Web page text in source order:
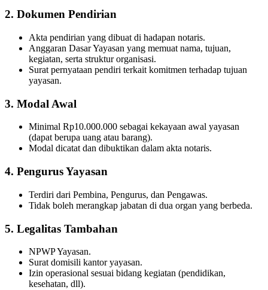
2. Dokumen Pendirian
Akta pendirian yang dibuat di hadapan notaris.
Anggaran Dasar Yayasan yang memuat nama, tujuan,
kegiatan, serta struktur organisasi.
Surat pernyataan pendiri terkait komitmen terhadap tujuan
yayasan.
3. Modal Awal
Minimal Rp10.000.000 sebagai kekayaan awal yayasan
(dapat berupa uang atau barang).
Modal dicatat dan dibuktikan dalam akta notaris.
4. Pengurus Yayasan
Terdiri dari Pembina, Pengurus, dan Pengawas.
Tidak boleh merangkap jabatan di dua organ yang berbeda.
5. Legalitas Tambahan
NPWP Yayasan.
Surat domisili kantor yayasan.
Izin operasional sesuai bidang kegiatan (pendidikan,
kesehatan, dll).